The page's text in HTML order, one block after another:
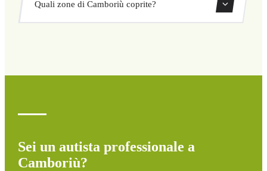
ritorno direttamente dal nostro sistema di prenotazione.
Quali zone di Camboriù coprite?
Sei un autista professionale a
Camboriù?